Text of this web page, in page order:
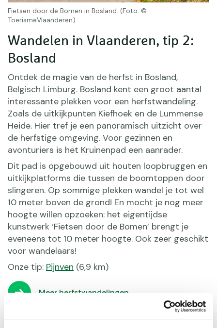
Fietsen door de Bomen in Bosland. (Foto: ©
ToerismeVlaanderen)
Wandelen in Vlaanderen, tip 2:
Bosland
Ontdek de magie van de herfst in Bosland,
Belgisch Limburg. Bosland kent een groot aantal
interessante plekken voor een herfstwandeling.
Zoals de uitkijkpunten Kiefhoek en de Lummense
Heide. Hier tref je een panoramisch uitzicht over
de herfstige omgeving. Voor gezinnen en
avonturiers is het Kruinenpad een aanrader.
Dit pad is opgebouwd uit houten loopbruggen en
uitkijkplatforms die tussen de boomtoppen door
slingeren. Op sommige plekken wandel je tot wel
10 meter boven de grond! En mocht je nog meer
hoogte willen opzoeken: het eigentijdse
kunstwerk ‘Fietsen door de Bomen’ brengt je
eveneens tot 10 meter hoogte. Ook zeer geschikt
voor wandelaars!
Onze tip: Pijnven (6,9 km)
Meer herfstwandelingen